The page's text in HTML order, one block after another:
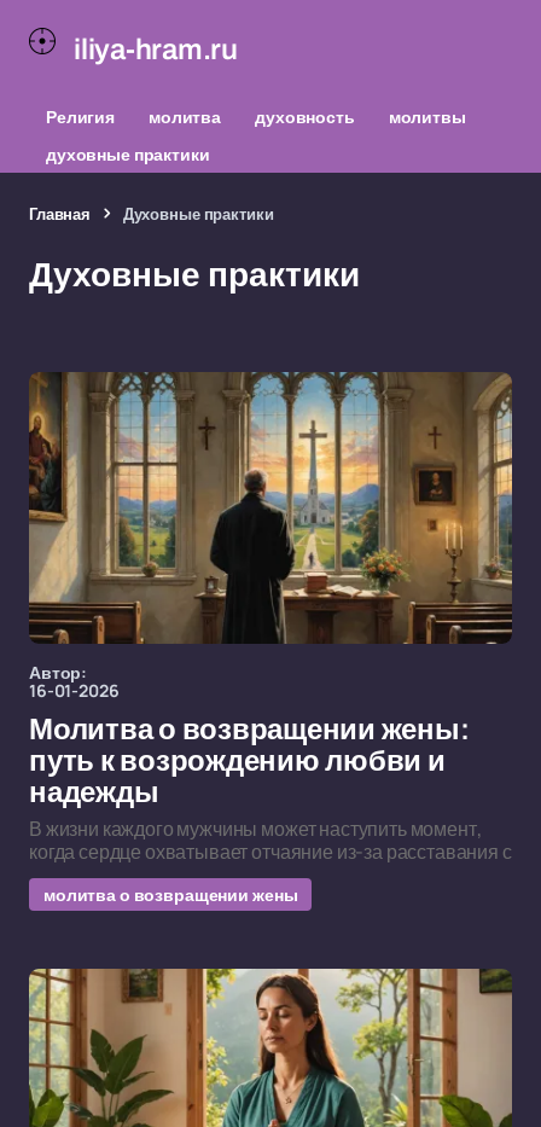
iliya-hram.ru
Религия молитва духовность
молитвы
духовные практики
Главная Духовные практики
Духовные практики
Автор:
16-01-2026
Молитва о возвращении жены:
путь к возрождению любви и
надежды
В жизни каждого мужчины может наступить момент,
когда сердце охватывает отчаяние из-за расставания с
молитва о возвращении жены